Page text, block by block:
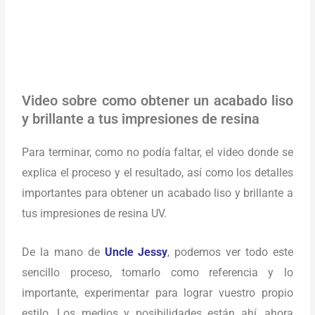
Video sobre como obtener un acabado liso
y brillante a tus impresiones de resina
Para terminar, como no podía faltar, el video donde se
explica el proceso y el resultado, así como los detalles
importantes para obtener un acabado liso y brillante a
tus impresiones de resina UV.
De la mano de Uncle Jessy, podemos ver todo este
sencillo proceso, tomarlo como referencia y lo
importante, experimentar para lograr vuestro propio